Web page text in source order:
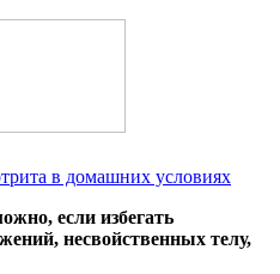
в домашних условиях
если избегать
несвойственных телу,